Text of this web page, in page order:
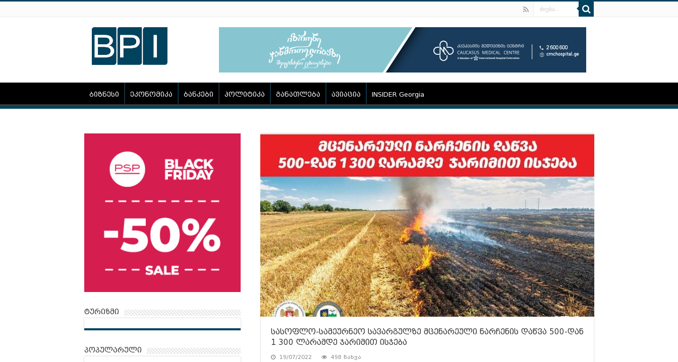
ბიზნესი ეკონომიკა ბანკები პოლიტიკა განათლება ავიაცია INSIDER Georgia
სასოფლო-სამეურნეო სავარგულზე მცენარეული ნარჩენის დაწვა 500-დან
1 300 ლარამდე ჯარიმით ისჯება
19/07/2022 498 ნახვა
ტურიზმი
პოპულარული